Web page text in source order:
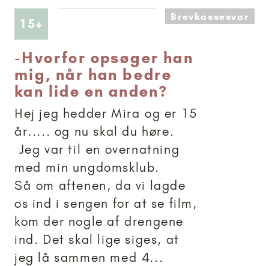
15+ Artikler anbefalet til 15+Brevkassesvar
-Hvorfor opsøger han
mig, når han bedre
kan lide en anden?
Hej jeg hedder Mira og er 15
år..... og nu skal du høre.
Jeg var til en overnatning
med min ungdomsklub.
Så om aftenen, da vi lagde
os ind i sengen for at se film,
kom der nogle af drengene
ind. Det skal lige siges, at
jeg lå sammen med 4...